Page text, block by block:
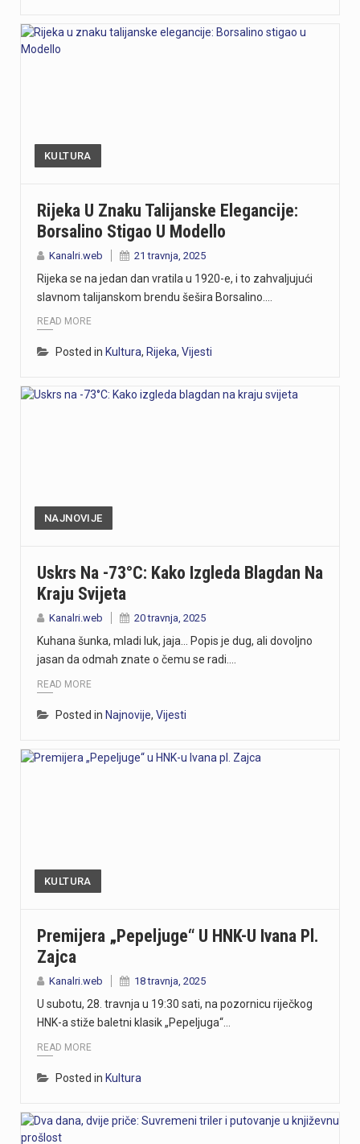
KULTURA
Rijeka U Znaku Talijanske Elegancije:
Borsalino Stigao U Modello
Kanalri.web 21 travnja, 2025
Rijeka se na jedan dan vratila u 1920-e, i to zahvaljujući
slavnom talijanskom brendu šešira Borsalino.…
READ MORE
Posted in Kultura, Rijeka, Vijesti
NAJNOVIJE
Uskrs Na -73°C: Kako Izgleda Blagdan Na
Kraju Svijeta
Kanalri.web 20 travnja, 2025
Kuhana šunka, mladi luk, jaja… Popis je dug, ali dovoljno
jasan da odmah znate o čemu se radi.…
READ MORE
Posted in Najnovije, Vijesti
KULTURA
Premijera „Pepeljuge“ U HNK-U Ivana Pl.
Zajca
Kanalri.web 18 travnja, 2025
U subotu, 28. travnja u 19:30 sati, na pozornicu riječkog
HNK-a stiže baletni klasik „Pepeljuga“…
READ MORE
Posted in Kultura